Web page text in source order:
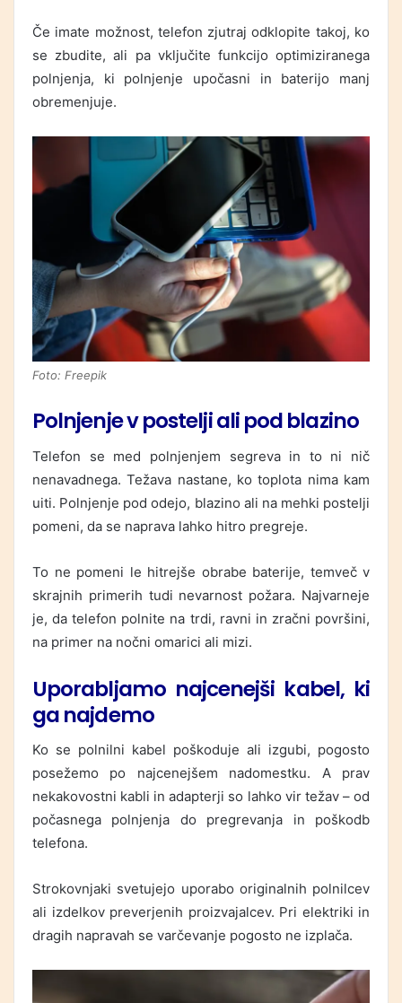
Če imate možnost, telefon zjutraj odklopite takoj, ko
se zbudite, ali pa vključite funkcijo optimiziranega
polnjenja, ki polnjenje upočasni in baterijo manj
obremenjuje.
Foto: Freepik
Polnjenje v postelji ali pod blazino
Telefon se med polnjenjem segreva in to ni nič
nenavadnega. Težava nastane, ko toplota nima kam
uiti. Polnjenje pod odejo, blazino ali na mehki postelji
pomeni, da se naprava lahko hitro pregreje.
To ne pomeni le hitrejše obrabe baterije, temveč v
skrajnih primerih tudi nevarnost požara. Najvarneje
je, da telefon polnite na trdi, ravni in zračni površini,
na primer na nočni omarici ali mizi.
Uporabljamo najcenejši kabel, ki
ga najdemo
Ko se polnilni kabel poškoduje ali izgubi, pogosto
posežemo po najcenejšem nadomestku. A prav
nekakovostni kabli in adapterji so lahko vir težav – od
počasnega polnjenja do pregrevanja in poškodb
telefona.
Strokovnjaki svetujejo uporabo originalnih polnilcev
ali izdelkov preverjenih proizvajalcev. Pri elektriki in
dragih napravah se varčevanje pogosto ne izplača.